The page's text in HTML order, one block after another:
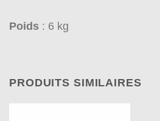
Poids : 6 kg
PRODUITS SIMILAIRES